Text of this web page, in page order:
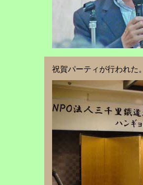
祝賀パーティが行われた。